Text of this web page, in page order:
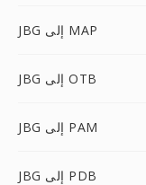
JBG إلى MAP
JBG إلى OTB
JBG إلى PAM
JBG إلى PDB